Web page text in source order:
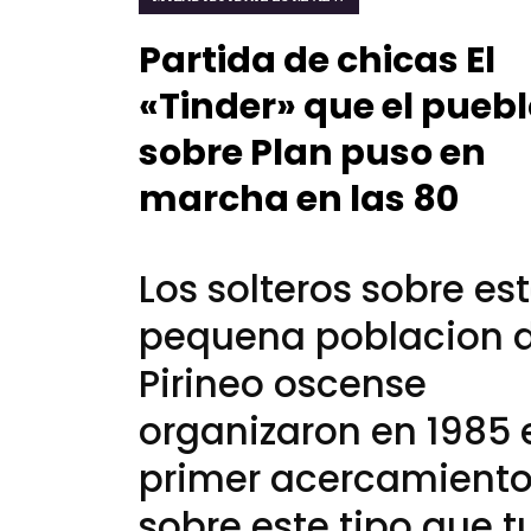
Partida de chicas El
«Tinder» que el
sobre Plan puso en
marcha en las 80
Los solteros sobre
pequena poblacion
Pirineo oscense
organizaron en 1985
primer acercamiento